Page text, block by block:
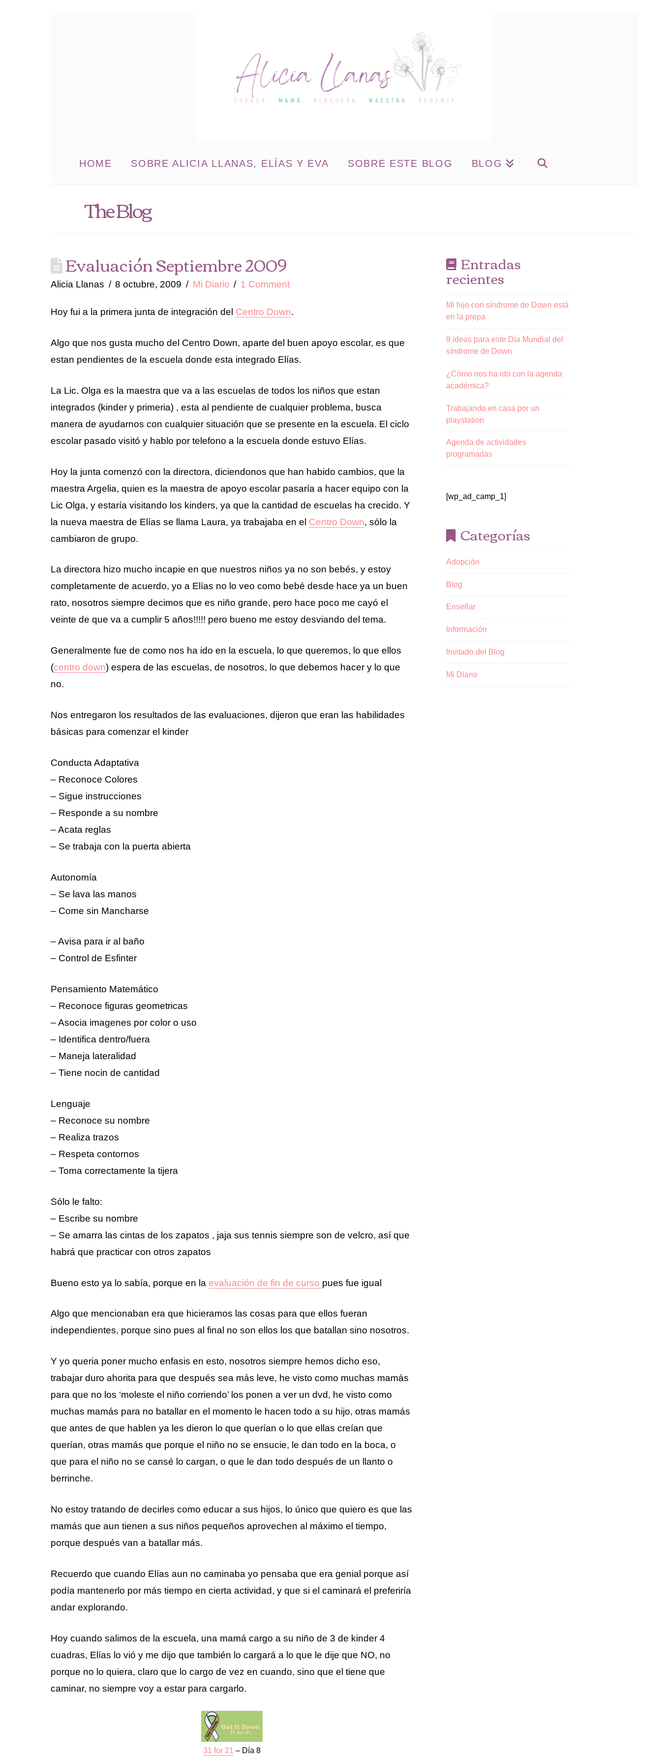
HOME SOBRE ALICIA LLANAS, ELÍAS Y EVA SOBRE ESTE BLOG BLOG
The Blog
Evaluación Septiembre 2009
Alicia Llanas 8 octubre, 2009 Mi Diario 1 Comment
Hoy fui a la primera junta de integración del Centro Down.
Algo que nos gusta mucho del Centro Down, aparte del buen apoyo escolar, es que
estan pendientes de la escuela donde esta integrado Elías.
La Lic. Olga es la maestra que va a las escuelas de todos los niños que estan
integrados (kinder y primeria) , esta al pendiente de cualquier problema, busca
manera de ayudarnos con cualquier situación que se presente en la escuela. El ciclo
escolar pasado visitó y hablo por telefono a la escuela donde estuvo Elías.
Hoy la junta comenzó con la directora, diciendonos que han habido cambios, que la
maestra Argelia, quien es la maestra de apoyo escolar pasaría a hacer equipo con la
Lic Olga, y estaría visitando los kinders, ya que la cantidad de escuelas ha crecido. Y
la nueva maestra de Elías se llama Laura, ya trabajaba en el Centro Down, sólo la
cambiaron de grupo.
La directora hizo mucho incapie en que nuestros niños ya no son bebés, y estoy
completamente de acuerdo, yo a Elías no lo veo como bebé desde hace ya un buen
rato, nosotros siempre decimos que es niño grande, pero hace poco me cayó el
veinte de que va a cumplir 5 años!!!!! pero bueno me estoy desviando del tema.
Generalmente fue de como nos ha ido en la escuela, lo que queremos, lo que ellos
(centro down) espera de las escuelas, de nosotros, lo que debemos hacer y lo que
no.
Nos entregaron los resultados de las evaluaciones, dijeron que eran las habilidades
básicas para comenzar el kinder
Conducta Adaptativa
– Reconoce Colores
– Sigue instrucciones
– Responde a su nombre
– Acata reglas
– Se trabaja con la puerta abierta
Autonomía
– Se lava las manos
– Come sin Mancharse
– Avisa para ir al baño
– Control de Esfinter
Pensamiento Matemático
– Reconoce figuras geometricas
– Asocia imagenes por color o uso
– Identifica dentro/fuera
– Maneja lateralidad
– Tiene nocin de cantidad
Lenguaje
– Reconoce su nombre
– Realiza trazos
– Respeta contornos
– Toma correctamente la tijera
Sólo le falto:
– Escribe su nombre
– Se amarra las cintas de los zapatos , jaja sus tennis siempre son de velcro, así que
habrá que practicar con otros zapatos
Bueno esto ya lo sabía, porque en la evaluación de fin de curso pues fue igual
Algo que mencionaban era que hicieramos las cosas para que ellos fueran
independientes, porque sino pues al final no son ellos los que batallan sino nosotros.
Y yo queria poner mucho enfasis en esto, nosotros siempre hemos dicho eso,
trabajar duro ahorita para que después sea más leve, he visto como muchas mamás
para que no los ‘moleste el niño corriendo’ los ponen a ver un dvd, he visto como
muchas mamás para no batallar en el momento le hacen todo a su hijo, otras mamás
que antes de que hablen ya les dieron lo que querían o lo que ellas creían que
querían, otras mamás que porque el niño no se ensucie, le dan todo en la boca, o
que para el niño no se cansé lo cargan, o que le dan todo después de un llanto o
berrinche.
No estoy tratando de decirles como educar a sus hijos, lo único que quiero es que las
mamás que aun tienen a sus niños pequeños aprovechen al máximo el tiempo,
porque después van a batallar más.
Recuerdo que cuando Elías aun no caminaba yo pensaba que era genial porque así
podía mantenerlo por más tiempo en cierta actividad, y que si el caminará el preferiría
andar explorando.
Hoy cuando salimos de la escuela, una mamá cargo a su niño de 3 de kinder 4
cuadras, Elías lo vió y me dijo que también lo cargará a lo que le dije que NO, no
porque no lo quiera, claro que lo cargo de vez en cuando, sino que el tiene que
caminar, no siempre voy a estar para cargarlo.
31 for 21 – Día 8
Entradas
recientes
Mi hijo con síndrome de Down está
en la prepa
9 ideas para este Día Mundial del
síndrome de Down
¿Cómo nos ha ido con la agenda
académica?
Trabajando en casa por un
playstation
Agenda de actividades
programadas
[wp_ad_camp_1]
Categorías
Adopción
Blog
Enseñar
Información
Invitado del Blog
Mi Diario